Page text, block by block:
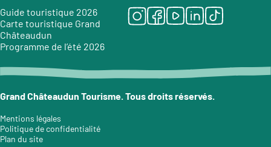
Guide touristique 2026
Carte touristique Grand
Châteaudun
Programme de l’été 2026
Instagram
Facebook
Youtube
LinkedIn
Tiktok
Grand Châteaudun Tourisme. Tous droits réservés.
Mentions légales
Politique de confidentialité
Plan du site